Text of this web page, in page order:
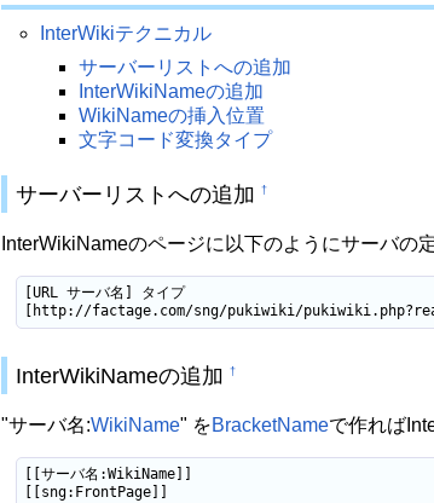
InterWikiテクニカル
サーバーリストへの追加
InterWikiNameの追加
WikiNameの挿入位置
文字コード変換タイプ
サーバーリストへの追加 †
InterWikiNameのページに以下のようにサーバの
[URL サーバ名] タイプ
[http://factage.com/sng/pukiwiki/
InterWikiNameの追加 †
"サーバ名:WikiName" をBracketNameで作れば
[[サーバ名:WikiName]]
[[sng:FrontPage]]